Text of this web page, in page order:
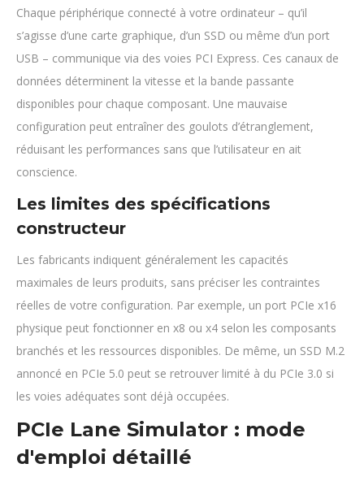
Chaque périphérique connecté à votre ordinateur – qu’il
s’agisse d’une carte graphique, d’un SSD ou même d’un port
USB – communique via des voies PCI Express. Ces canaux de
données déterminent la vitesse et la bande passante
disponibles pour chaque composant. Une mauvaise
configuration peut entraîner des goulots d’étranglement,
réduisant les performances sans que l’utilisateur en ait
conscience.
Les limites des spécifications
constructeur
Les fabricants indiquent généralement les capacités
maximales de leurs produits, sans préciser les contraintes
réelles de votre configuration. Par exemple, un port PCIe x16
physique peut fonctionner en x8 ou x4 selon les composants
branchés et les ressources disponibles. De même, un SSD M.2
annoncé en PCIe 5.0 peut se retrouver limité à du PCIe 3.0 si
les voies adéquates sont déjà occupées.
PCIe Lane Simulator : mode
d'emploi détaillé